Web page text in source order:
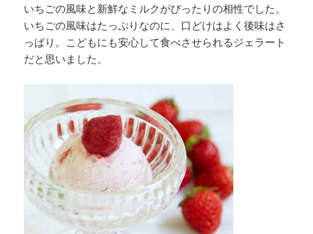
いちごの風味と新鮮なミルクがぴったりの相性でした。
いちごの風味はたっぷりなのに、口どけはよく後味はさ
っぱり。こどもにも安心して食べさせられるジェラート
だと思いました。